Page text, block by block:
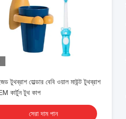
টুথব্রাশ হোল্ডার বেবি ওয়াল মাউন্ট টুথব্রাশ
কার্টুন টুথ কাপ
সেরা দাম পান